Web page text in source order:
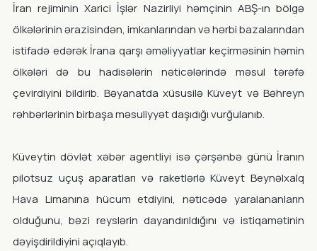
İran rejiminin Xarici İşlər Nazirliyi həmçinin ABŞ-ın bölgə
ölkələrinin ərazisindən, imkanlarından və hərbi bazalarından
istifadə edərək İrana qarşı əməliyyatlar keçirməsinin həmin
ölkələri də bu hadisələrin nəticələrində məsul tərəfə
çevirdiyini bildirib. Bəyanatda xüsusilə Küveyt və Bəhreyn
rəhbərlərinin birbaşa məsuliyyət daşıdığı vurğulanıb.
Küveytin dövlət xəbər agentliyi isə çərşənbə günü İranın
pilotsuz uçuş aparatları və raketlərlə Küveyt Beynəlxalq
Hava Limanına hücum etdiyini, nəticədə yaralananların
olduğunu, bəzi reyslərin dayandırıldığını və istiqamətinin
dəyişdirildiyini açıqlayıb.